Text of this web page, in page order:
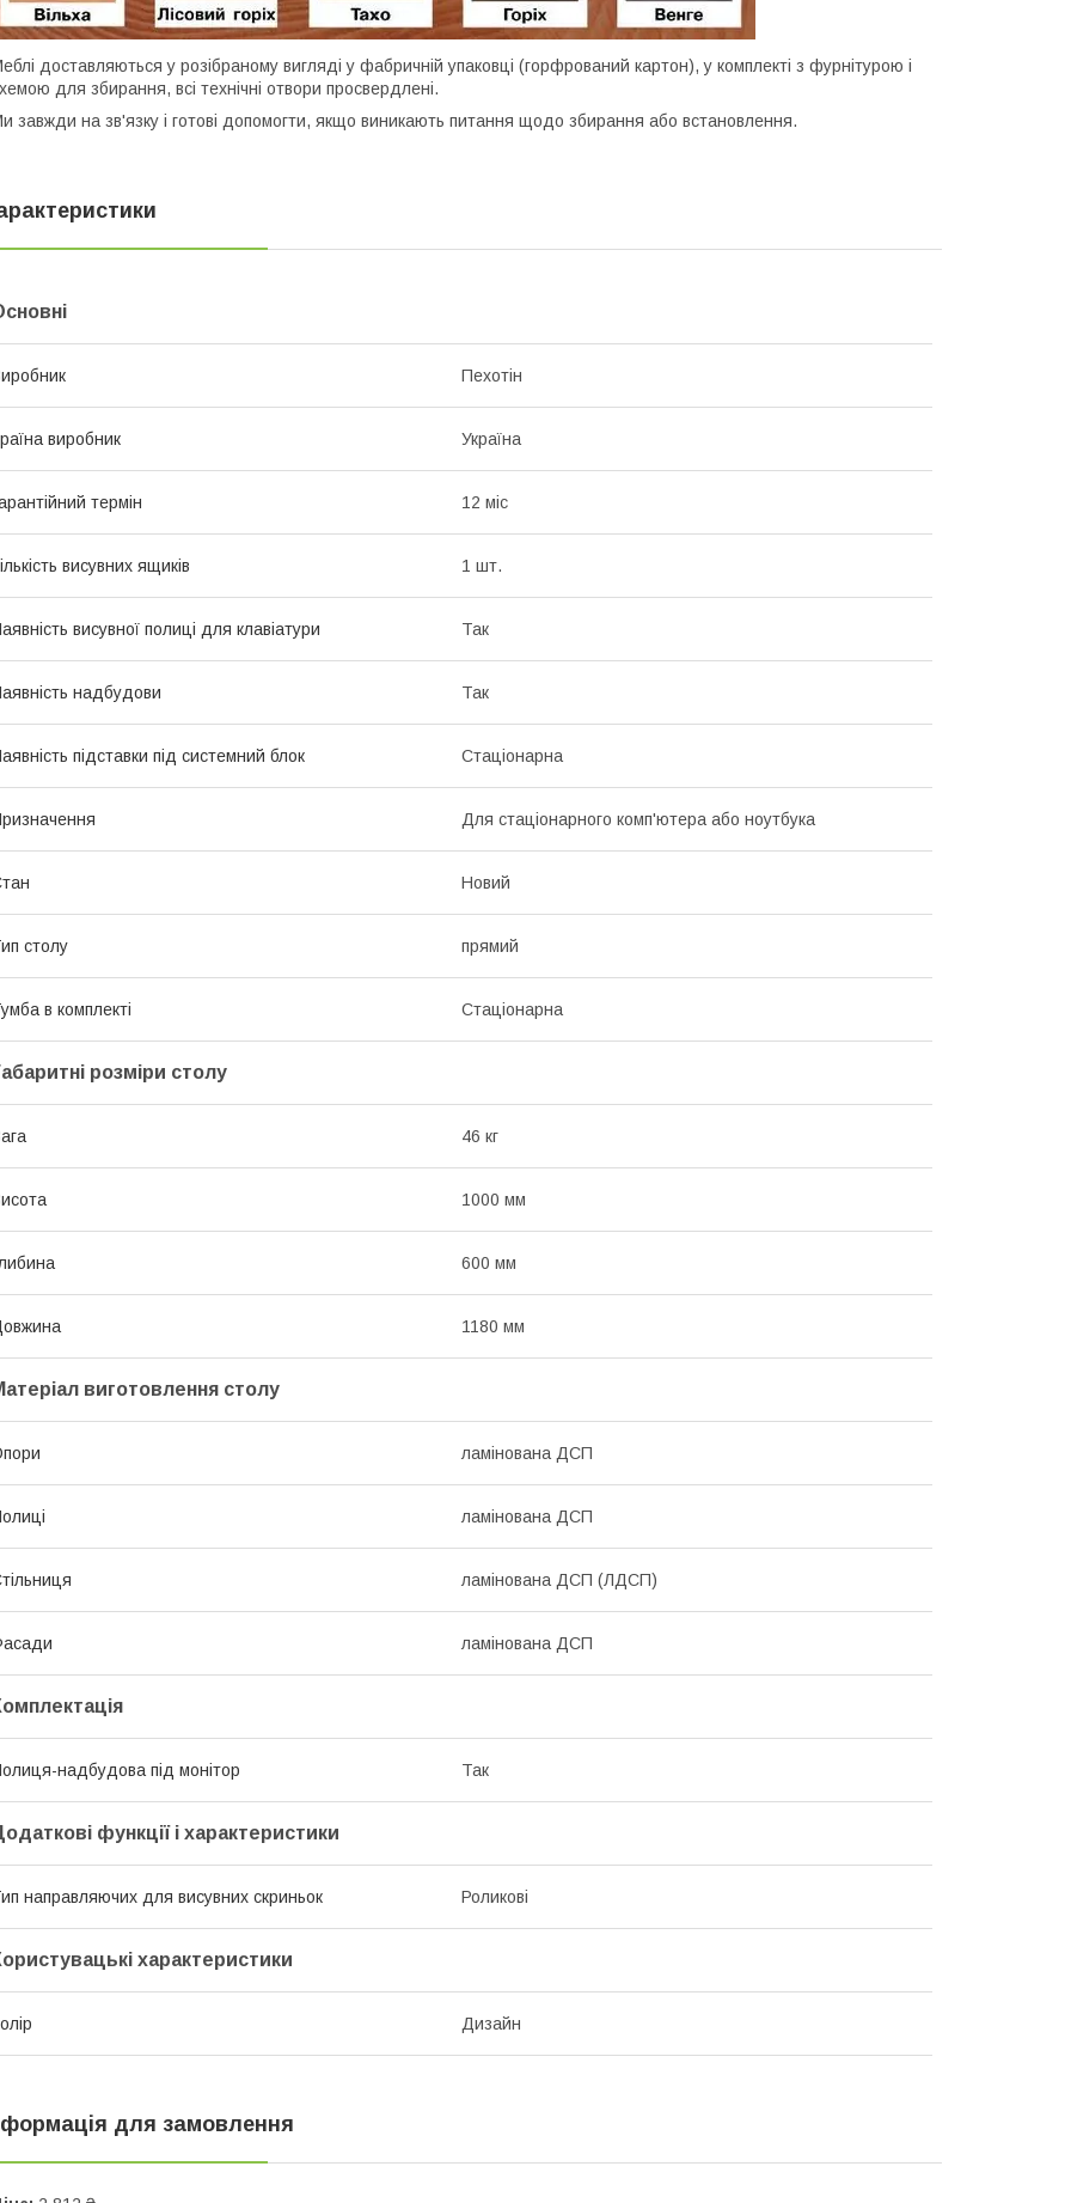
доставляються у розібраному вигляді у фабричній упаковці (горфрований картон), у комплекті з фурнітурою і
для збирання, всі технічні отвори просвердлені.
завжди на зв'язку і готові допомогти, якщо виникають питання щодо збирання або встановлення.
Пехотін
виробник Україна
термін 12 міс
висувних ящиків 1 шт.
висувної полиці для клавіатури Так
надбудови Так
підставки під системний блок Стаціонарна
Для стаціонарного комп'ютера або ноутбука
Новий
столу прямий
в комплекті Стаціонарна
розміри столу
46 кг
1000 мм
600 мм
1180 мм
виготовлення столу
ламінована ДСП
ламінована ДСП
ламінована ДСП (ЛДСП)
ламінована ДСП
надбудова під монітор Так
функції і характеристики
направляючих для висувних скриньок Роликові
характеристики
Дизайн
для замовлення